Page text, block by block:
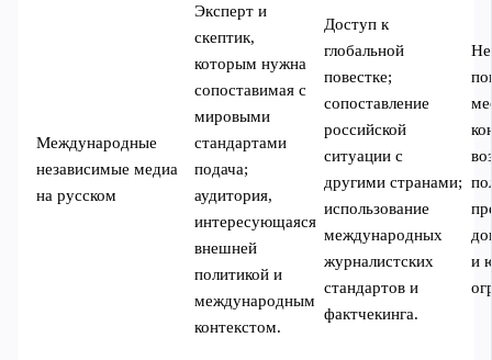
Международные
независимые медиа
на русском
Эксперт и
скептик,
которым нужна
сопоставимая с
мировыми
стандартами
подача;
аудитория,
интересующаяся
внешней
политикой и
международным
контекстом.
Доступ к
глобальной
повестке;
сопоставление
российской
ситуации с
другими странами;
использование
международных
журналистских
стандартов и
фактчекинга.
Не
и